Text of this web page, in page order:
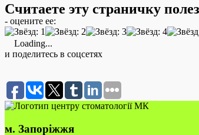
Считаете эту страничку
- оцените ее:
Loading...
и поделитесь в соцсетях
м. Запоріжжя